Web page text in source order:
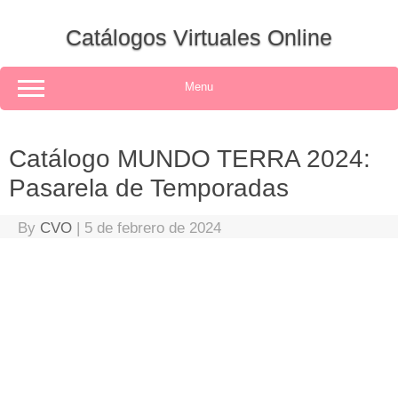
Catálogos Virtuales Online
Menu
Catálogo MUNDO TERRA 2024:
Pasarela de Temporadas
By CVO | 5 de febrero de 2024